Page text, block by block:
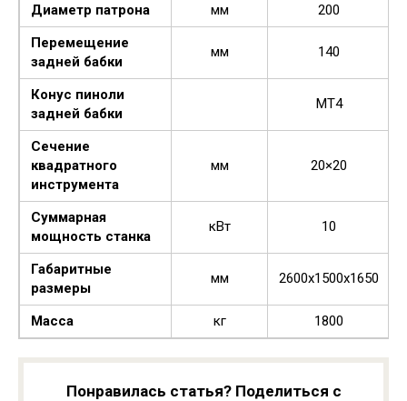
Диаметр патрона мм
200
Перемещение
задней бабки
мм 140
Конус пиноли
задней бабки
MT4
Сечение
квадратного
инструмента
мм 20×20
Суммарная
мощность станка
кВт 10
Габаритные
размеры
мм 2600x1500x1650
Масса кг 1800
Понравилась статья? Поделиться с